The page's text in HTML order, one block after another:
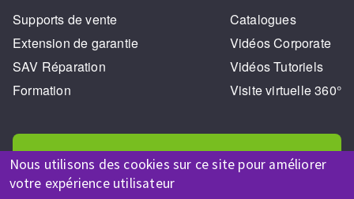
Nous utilisons des cookies sur ce site pour améliorer
votre expérience utilisateur
Supports de vente
Extension de garantie
SAV Réparation
Formation
Catalogues
Vidéos Corporate
Vidéos Tutoriels
Visite virtuelle 360°